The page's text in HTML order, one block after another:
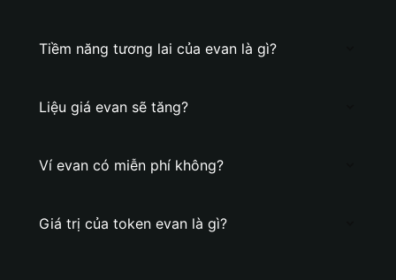
Tiềm năng tương lai của evan là gì?
Liệu giá evan sẽ tăng?
Ví evan có miễn phí không?
Giá trị của token evan là gì?